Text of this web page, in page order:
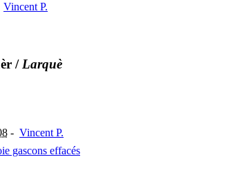
Vincent P.
/ Larquè
- Vincent P.
gascons effacés